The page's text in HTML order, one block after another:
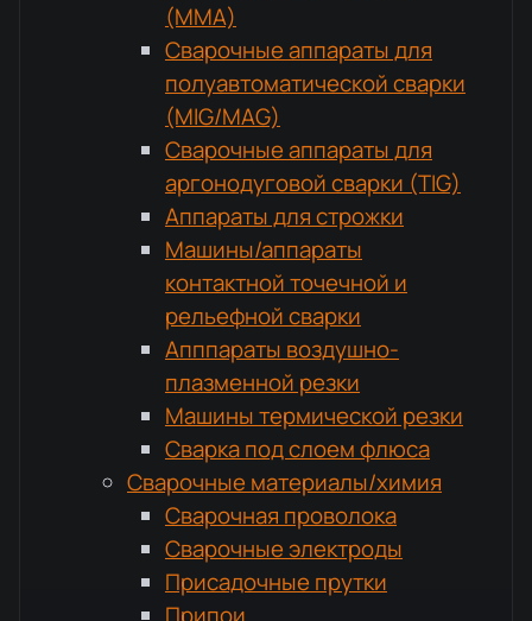
(MMA)
Сварочные аппараты для
полуавтоматической сварки
(MIG/MAG)
Сварочные аппараты для
аргонодуговой сварки (TIG)
Аппараты для строжки
Машины/аппараты
контактной точечной и
рельефной сварки
Апппараты воздушно-
плазменной резки
Машины термической резки
Сварка под слоем флюса
Сварочные материалы/химия
Сварочная проволока
Сварочные электроды
Присадочные прутки